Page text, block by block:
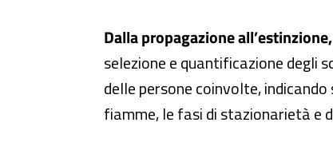
Dalla propagazione
selezione e quantificazione degli
delle persone coinvolte,
fiamme, le fasi di stazionarietà e